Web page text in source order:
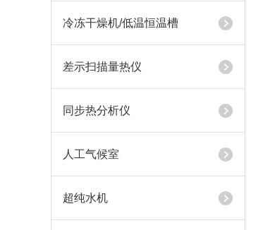
冷冻干燥机/低温恒温槽
差示扫描量热仪
同步热分析仪
人工气候室
超纯水机